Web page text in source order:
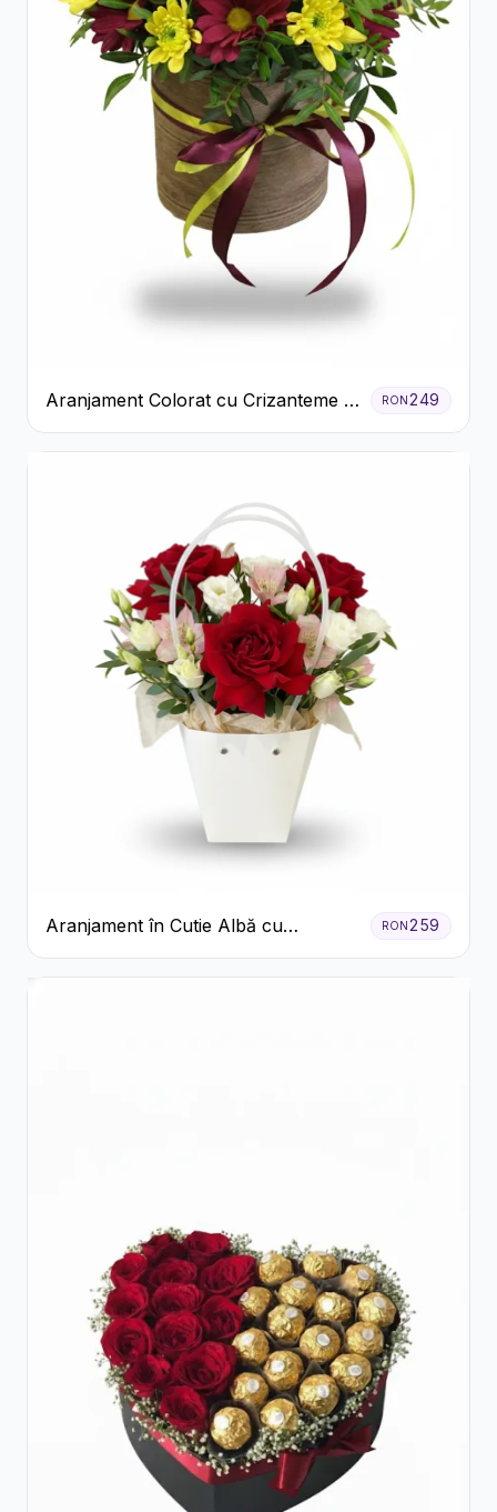
Aranjament Colorat cu Crizanteme în
Cutie Rustică
RON249
Aranjament în Cutie Albă cu
Trandafiri Roșii și Lisianthus
RON259